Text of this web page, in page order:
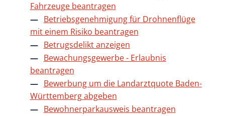
Fahrzeuge beantragen
Betriebsgenehmigung für Drohnenflüge
mit einem Risiko beantragen
Betrugsdelikt anzeigen
Bewachungsgewerbe - Erlaubnis
beantragen
Bewerbung um die Landarztquote Baden-
Württemberg abgeben
Bewohnerparkausweis beantragen